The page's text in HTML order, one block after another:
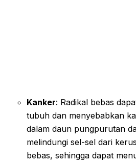
Kanker: Radikal bebas
tubuh dan menyebabkan
dalam daun pungpurutan
melindungi sel-sel dari
bebas, sehingga dapat